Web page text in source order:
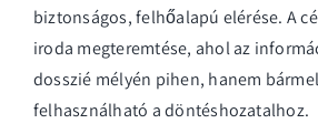
biztonságos, felhőalapú elérése. A
iroda megteremtése, ahol az
dosszié mélyén pihen, hanem
felhasználható a döntéshozatalhoz.